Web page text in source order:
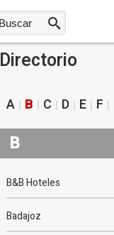
Directorio
A B C D E F
B
B&B Hoteles
Badajoz